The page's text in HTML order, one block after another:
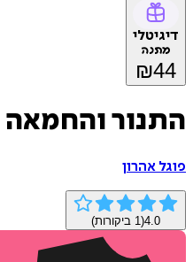
דיגיטלי
מתנה
₪44
התנור והחמאה
פוגל אהרון
4.0
(
1 ביקורות)